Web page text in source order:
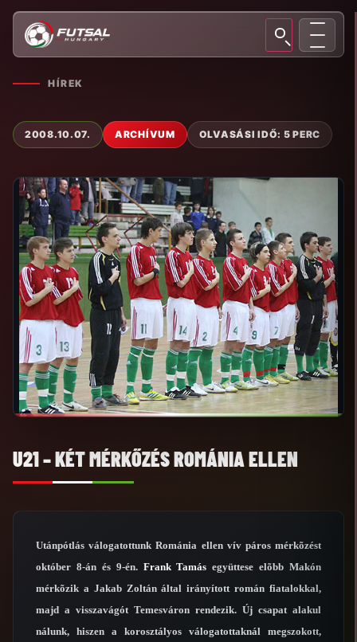
HÍREK
2008.10.07. ARCHÍVUM OLVASÁSI IDŐ: 5 PERC
U21 – KÉT MÉRKŐZÉS ROMÁNIA ELLEN
Utánpótlás válogatottunk Románia ellen vív páros mérkõzést
október 8-án és 9-én. Frank Tamásegyüttese elõbb Makón
mérkõzik a Jakab Zoltán által irányított román fiatalokkal,
majd a visszavágót Temesváron rendezik. Új csapat alakul
nálunk, hiszen a korosztályos válogatottaknál megszokott,